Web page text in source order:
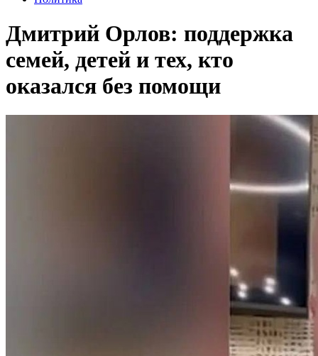
Дмитрий Орлов: поддержка
семей, детей и тех, кто
оказался без помощи